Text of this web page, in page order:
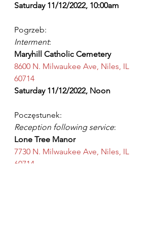
Saturday 11/12/2022, 10:00am
Pogrzeb:
Interment:
Maryhill Catholic Cemetery
8600 N. Milwaukee Ave, Niles, IL
60714
Saturday 11/12/2022, Noon
Poczęstunek:
Reception following service:
Lone Tree Manor
7730 N. Milwaukee Ave, Niles, IL
60714